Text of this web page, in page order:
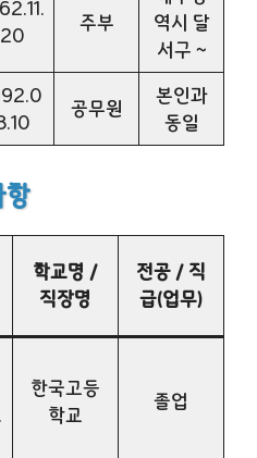
20
주부
역시 달
서구 ~
공무원
본인과
동일
학교명 /
직장명
전공 / 직
급(업무)
한국고등
학교
졸업